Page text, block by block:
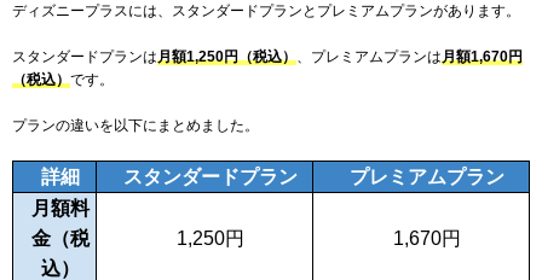
ディズニープラスには、スタンダードプランとプレミアムプランがあります。
スタンダードプランは 月額1,250円（税込） 、プレミアムプランは 月額1,670円
（税込） です。
プランの違いを以下にまとめました。
詳細 スタンダードプラン
プレミアムプラン
月額料
金（税
込）
1,250円 1,670円